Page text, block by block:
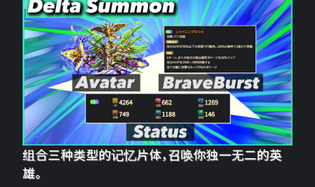
组合三种类型的记忆片体，召唤你独一无二的英
雄。